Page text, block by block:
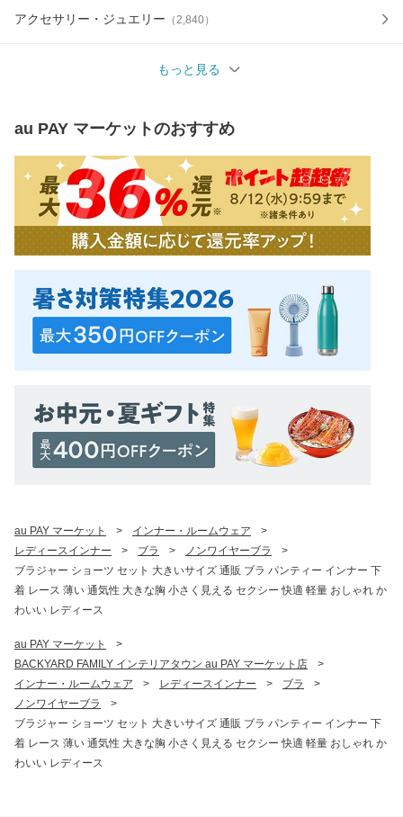
アクセサリー・ジュエリー （2,840）
もっと見る
au PAY マーケットのおすすめ
au PAY マーケット > インナー・ルームウェア
>
レディースインナー
> ブラ > ノンワイヤーブラ
>
ブラジャー ショーツ セット 大きいサイズ 通販 ブラ パンティー インナー 下
着 レース 薄い 通気性 大きな胸 小さく見える セクシー 快適 軽量 おしゃれ か
わいい レディース
au PAY マーケット
>
BACKYARD FAMILY インテリアタウン au PAY マーケット店
>
インナー・ルームウェア
> レディースインナー > ブラ
>
ノンワイヤーブラ
>
ブラジャー ショーツ セット 大きいサイズ 通販 ブラ パンティー インナー 下
着 レース 薄い 通気性 大きな胸 小さく見える セクシー 快適 軽量 おしゃれ か
わいい レディース